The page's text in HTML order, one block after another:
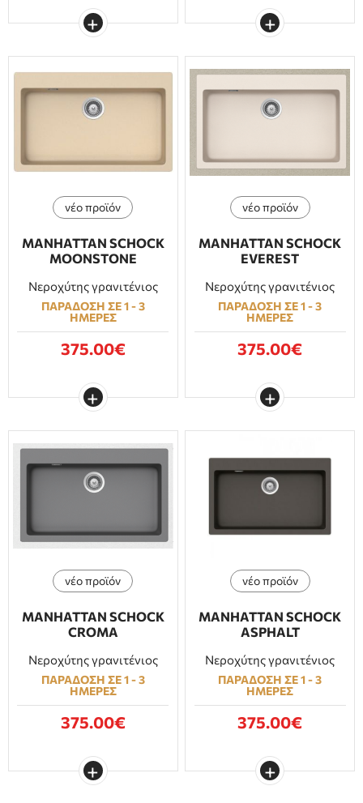
νέο προϊόν
MANHATTAN SCHOCK
MOONSTONE
Νεροχύτης γρανιτένιος
ΠΑΡΑΔΟΣΗ ΣΕ 1 - 3
ΗΜΕΡΕΣ
375.00€
νέο προϊόν
MANHATTAN SCHOCK
EVEREST
Νεροχύτης γρανιτένιος
ΠΑΡΑΔΟΣΗ ΣΕ 1 - 3
ΗΜΕΡΕΣ
375.00€
νέο προϊόν
MANHATTAN SCHOCK
CROMA
Νεροχύτης γρανιτένιος
ΠΑΡΑΔΟΣΗ ΣΕ 1 - 3
ΗΜΕΡΕΣ
375.00€
νέο προϊόν
MANHATTAN SCHOCK
ASPHALT
Νεροχύτης γρανιτένιος
ΠΑΡΑΔΟΣΗ ΣΕ 1 - 3
ΗΜΕΡΕΣ
375.00€